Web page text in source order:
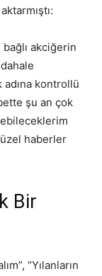
akciğerin
kontrollü
şu an çok
haberler
Bir
“Yılanların